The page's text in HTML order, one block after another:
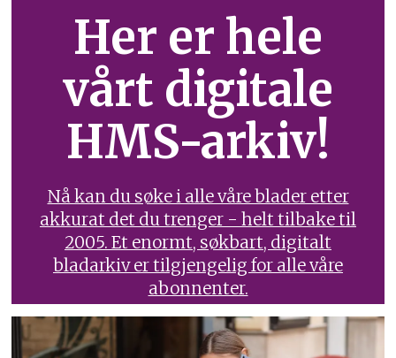
Her er hele
vårt digitale
HMS-arkiv!
Nå kan du søke i alle våre blader etter
akkurat det du trenger - helt tilbake til
2005. Et enormt, søkbart, digitalt
bladarkiv er tilgjengelig for alle våre
abonnenter.